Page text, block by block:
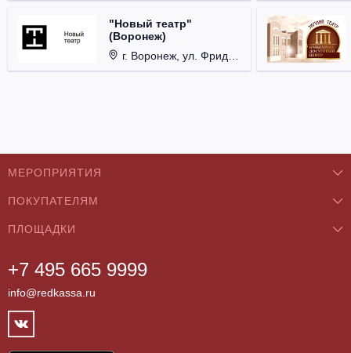
"Новый театр"
(Воронеж)
г. Воронеж, ул. Фридриха Энгельса, д. 60.
+7 495 665 9999
info@redkassa.ru
МЕРОПРИЯТИЯ
Концерты
Классика
Театры
Фестивали
Спорт
ПОКУПАТЕЛЯМ
О нас
Как купить
Возврат билетов
Контакты
ПЛОЩАДКИ
Бар/Ресторан/Кафе
Клуб
Концертный зал